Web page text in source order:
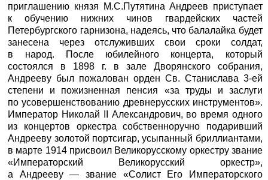
приглашению князя М.С.Путятина Андреев приступает
к обучению нижних чинов гвардейских частей
Петербургского гарнизона, надеясь, что балалайка будет
занесена через отслуживших свои сроки солдат,
в народ. После юбилейного концерта, который
состоялся в 1898 г. в зале Дворянского собрания,
Андрееву был пожалован орден Св. Станислава 3-ей
степени и пожизненная пенсия «за труды и заслуги
по усовершенствованию древнерусских инструментов».
Император Николай II Александрович, во время одного
из концертов оркестра собственноручно подаривший
Андрееву золотой портсигар, усыпанный бриллиантами,
в марте 1914 присвоил Великорусскому оркестру звание
«Императорский Великорусский оркестр»,
а Андрееву — звание «Солист Его Императорского